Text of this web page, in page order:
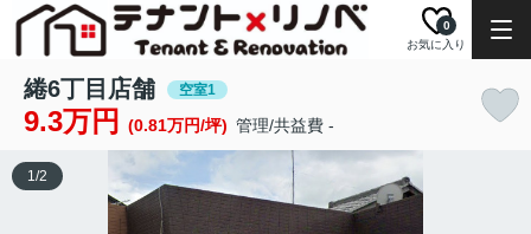
お気に入り
0
綣6丁目店舗 空室1
9.3万円 (0.81万円/坪) 管理/共益費 -
1/2